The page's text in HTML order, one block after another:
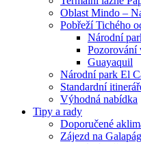
Oblast Mindo –
Pobřeží Tichého
Národní
Pozorování
Guayaquil
Národní park El
Standardní
Výhodná nabídka
Tipy a rady
Doporučené
Zájezd na